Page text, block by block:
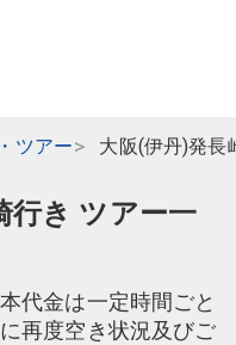
ツアー 大阪(伊丹)発長
行き ツアー一
代金は一定時間ごと
再度空き状況及びご